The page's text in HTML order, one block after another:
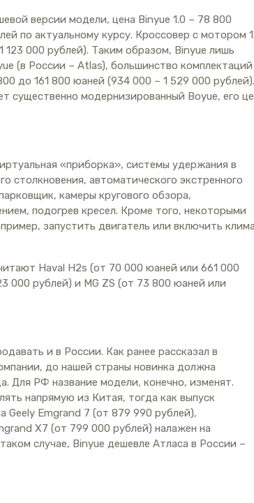
версии модели, цена Binyue 1.0 – 78 800
по актуальному курсу. Кроссовер с мотором
000 рублей). Таким образом, Binyue лишь
(в России – Atlas), большинство комплектаций
до 161 800 юаней (934 000 – 1 529 000 рублей).
модернизированный Boyue, его
«приборка», системы удержания в
столкновения, автоматического экстренного
камеры кругового обзора,
подогрев кресел. Кроме того, некоторыми
запустить двигатель или включить
Haval H2s (от 70 000 юаней или 661 000
000 рублей) и MG ZS (от 73 800 юаней или
и в России. Как ранее рассказал в
до нашей страны новинка должна
Для РФ название модели, конечно, изменят.
напрямую из Китая, тогда как выпуск
Geely Emgrand 7 (от 879 990 рублей),
X7 (от 799 000 рублей) налажен на
случае, Binyue дешевле Атласа в России –